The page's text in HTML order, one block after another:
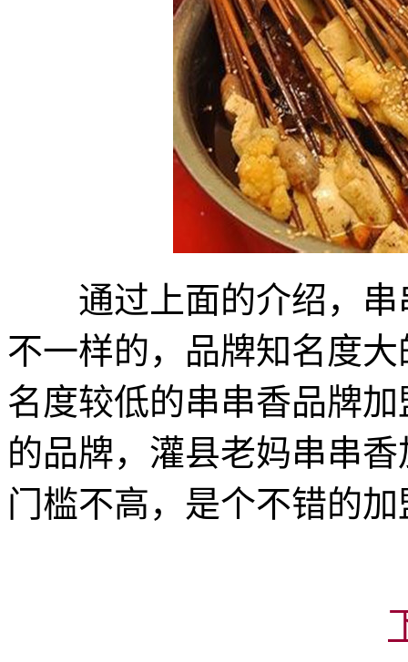
通过上面的介绍，串
不一样的，品牌知名度
名度较低的串串香品牌
的品牌，灌县老妈串串
门槛不高，是个不错的